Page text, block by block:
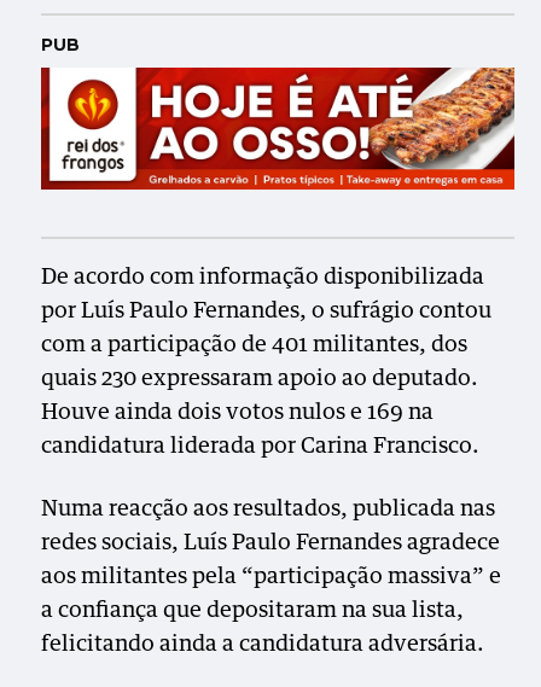
PUB
De acordo com informação disponibilizada
por Luís Paulo Fernandes, o sufrágio contou
com a participação de 401 militantes, dos
quais 230 expressaram apoio ao deputado.
Houve ainda dois votos nulos e 169 na
candidatura liderada por Carina Francisco.
Numa reacção aos resultados, publicada nas
redes sociais, Luís Paulo Fernandes agradece
aos militantes pela “participação massiva” e
a confiança que depositaram na sua lista,
felicitando ainda a candidatura adversária.